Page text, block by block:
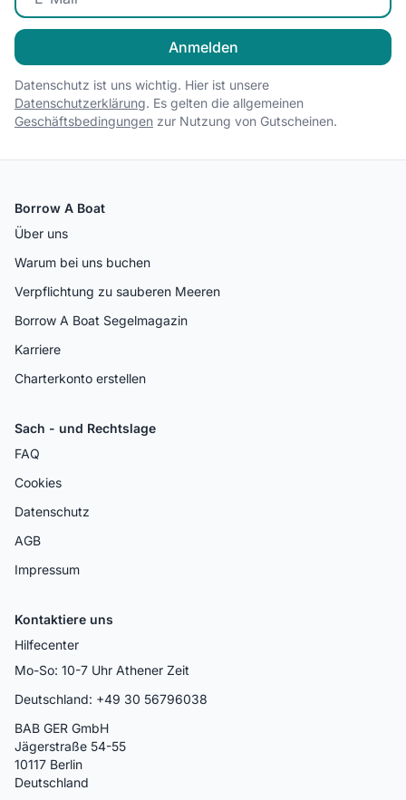
Anmelden
Datenschutz ist uns wichtig. Hier ist unsere
Datenschutzerklärung. Es gelten die allgemeinen
Geschäftsbedingungen zur Nutzung von Gutscheinen.
Borrow A Boat
Über uns
Warum bei uns buchen
Verpflichtung zu sauberen Meeren
Borrow A Boat Segelmagazin
Karriere
Charterkonto erstellen
Sach - und Rechtslage
FAQ
Cookies
Datenschutz
AGB
Impressum
Kontaktiere uns
Hilfecenter
Mo-So: 10-7 Uhr Athener Zeit
Deutschland: +49 30 56796038
BAB GER GmbH
Jägerstraße 54-55
10117 Berlin
Deutschland